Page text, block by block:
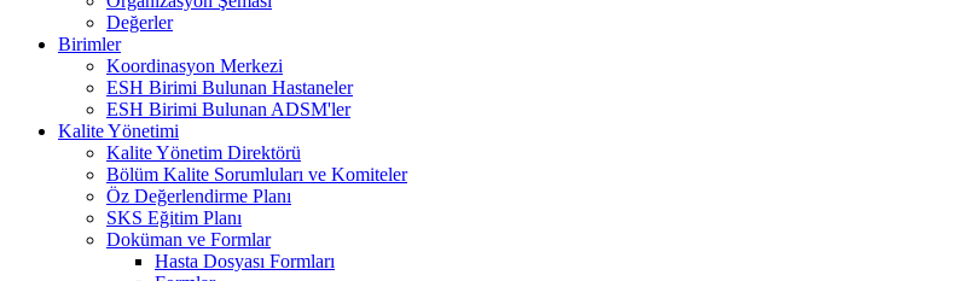
Değerler
Birimler
Koordinasyon Merkezi
ESH Birimi Bulunan Hastaneler
ESH Birimi Bulunan ADSM'ler
Kalite Yönetimi
Kalite Yönetim Direktörü
Bölüm Kalite Sorumluları ve Komiteler
Öz Değerlendirme Planı
SKS Eğitim Planı
Doküman ve Formlar
Hasta Dosyası Formları